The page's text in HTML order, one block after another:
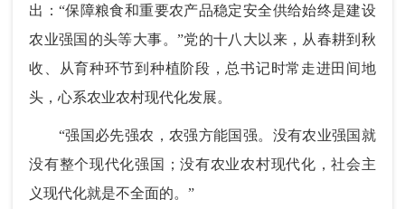
出：“保障粮食和重要农产品稳定安全供给始终是建设
农业强国的头等大事。”党的十八大以来，从春耕到秋
收、从育种环节到种植阶段，总书记时常走进田间地
头，心系农业农村现代化发展。
“强国必先强农，农强方能国强。没有农业强国就
没有整个现代化强国；没有农业农村现代化，社会主
义现代化就是不全面的。”